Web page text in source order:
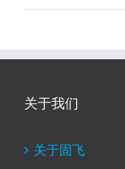
关于我们
关于固飞